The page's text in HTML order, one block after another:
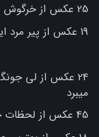
25 عکس از خرگوش کارتونی ساده و دوست‌داشتنی
19 عکس از پیر مرد ایرانی با داستان های زندگی شگفت انگیز
24 عکس از لی
میبرد
45 عکس از لحظات خنده دار بی تی اس با جملات دلنشین